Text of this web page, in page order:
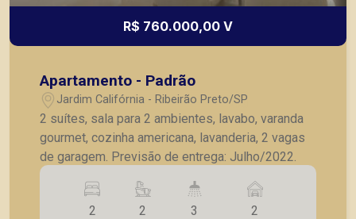
R$ 760.000,00 V
Apartamento - Padrão
Jardim Califórnia - Ribeirão Preto/SP
2 suítes, sala para 2 ambientes, lavabo, varanda
gourmet, cozinha americana, lavanderia, 2 vagas
de garagem. Previsão de entrega: Julho/2022.
2 2 3 2